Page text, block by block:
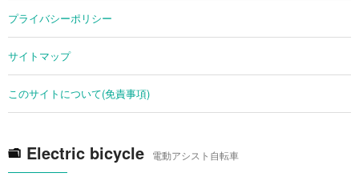
プライバシーポリシー
サイトマップ
このサイトについて(免責事項)
Electric bicycle 電動アシスト自転車